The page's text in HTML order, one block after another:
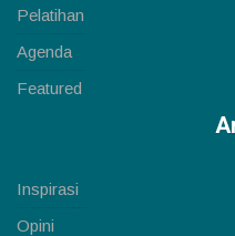
Pelatihan
Agenda
Featured
Inspirasi
Opini